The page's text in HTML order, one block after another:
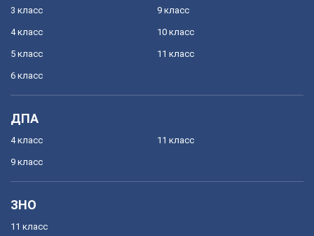
3 класс
4 класс
5 класс
6 класс
9 класс
10 класс
11 класс
ДПА
4 класс
9 класс
11 класс
ЗНО
11 класс